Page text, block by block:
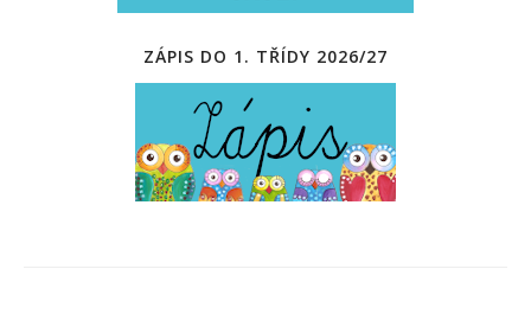
ZÁPIS DO 1. TŘÍDY 2026/27